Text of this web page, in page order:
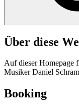
Über diese
Auf dieser Homepage
Musiker Daniel
Booking